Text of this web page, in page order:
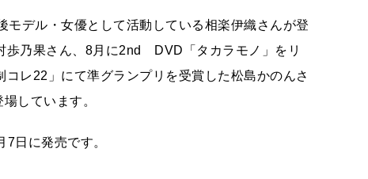
デル・女優として活動している相楽伊織さんが登
歩乃果さん、8月に2nd DVD「タカラモノ」をリ
レ22」にて準グランプリを受賞した松島かのんさ
しています。
7日に発売です。